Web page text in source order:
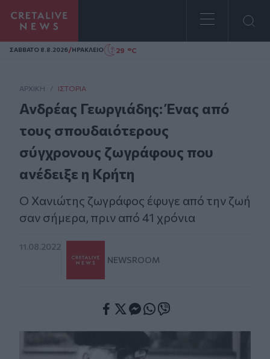
Homepage
ΣAΒΒΑΤΟ 8.8.2026/ΗΡΑΚΛΕΙΟ 29 °C
ΑΡΧΙΚΗ / ΙΣΤΟΡΊΑ
Ανδρέας Γεωργιάδης: Ένας από
τους σπουδαιότερους
σύγχρονους ζωγράφους που
ανέδειξε η Κρήτη
O Χανιώτης ζωγράφος έφυγε από την ζωή
σαν σήμερα, πριν από 41 χρόνια
11.08.2022
NEWSROOM